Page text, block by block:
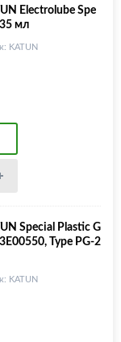
Electrolube Spe
мл
KATUN
Special Plastic G
Type PG-2
KATUN